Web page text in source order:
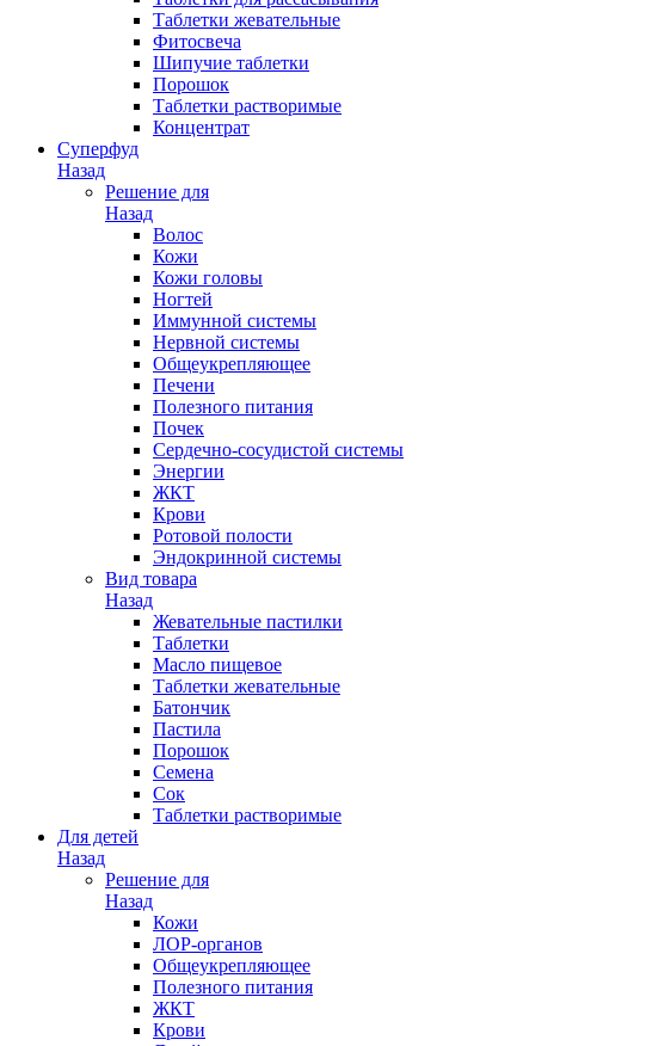
Таблетки жевательные
Фитосвеча
Шипучие таблетки
Порошок
Таблетки растворимые
Концентрат
Суперфуд
Назад
Решение для
Назад
Волос
Кожи
Кожи головы
Ногтей
Иммунной системы
Нервной системы
Общеукрепляющее
Печени
Полезного питания
Почек
Сердечно-сосудистой системы
Энергии
ЖКТ
Крови
Ротовой полости
Эндокринной системы
Вид товара
Назад
Жевательные пастилки
Таблетки
Масло пищевое
Таблетки жевательные
Батончик
Пастила
Порошок
Семена
Сок
Таблетки растворимые
Для детей
Назад
Решение для
Назад
Кожи
ЛОР-органов
Общеукрепляющее
Полезного питания
ЖКТ
Крови